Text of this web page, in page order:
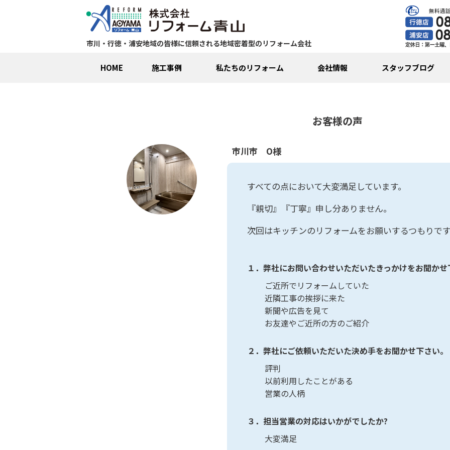
市川・行徳・浦安地域の皆様に信頼される地域密着型のリフォーム会社
HOME 施工事例 私たちのリフォーム 会社情報 スタッフブログ
お客様の声
市川市 O様
すべての点において大変満足しています。
『親切』『丁寧』申し分ありません。
次回はキッチンのリフォームをお願いするつもりです
１．弊社にお問い合わせいただいたきっかけをお聞かせ
ご近所でリフォームしていた
近隣工事の挨拶に来た
新聞や広告を見て
お友達やご近所の方のご紹介
２．弊社にご依頼いただいた決め手をお聞かせ下さい。
評判
以前利用したことがある
営業の人柄
３．担当営業の対応はいかがでしたか?
大変満足